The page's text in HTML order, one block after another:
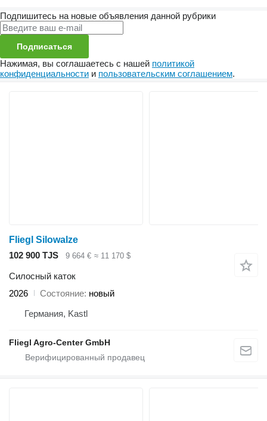
Подпишитесь на новые объявления данной рубрики
Подписаться
Нажимая, вы соглашаетесь с нашей политикой
конфиденциальности и пользовательским соглашением.
Fliegl Silowalze
102 900 TJS
9 664 € ≈ 11 170 $
Силосный каток
2026
Состояние новый
Германия, Kastl
Fliegl Agro-Center GmbH